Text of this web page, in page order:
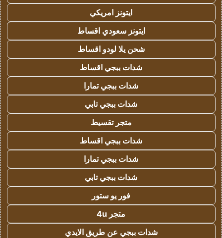
ايتونز امريكي
ايتونز سعودي اقساط
شحن يلا لودو اقساط
شدات ببجي اقساط
شدات ببجي تمارا
شدات ببجي تابي
متجر تقسيط
شدات ببجي اقساط
شدات ببجي تمارا
شدات ببجي تابي
فور يو ستور
متجر 4u
شدات ببجي عن طريق الايدي